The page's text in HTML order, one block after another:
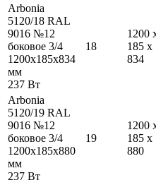
Arbonia
5120/18 RAL
9016 №12
боковое 3/4
1200x185x834
мм
237 Вт
18
1200
185 x
834
Arbonia
5120/19 RAL
9016 №12
боковое 3/4
1200x185x880
мм
237 Вт
19
1200
185 x
880